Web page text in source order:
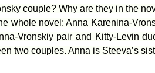
couple? Why are they in the
whole novel: Anna Karenina-
Vronskiy pair and Kitty-Levin
two couples. Anna is Steeva’s